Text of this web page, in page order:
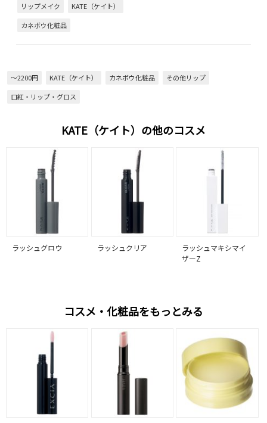
リップメイク
KATE（ケイト）
カネボウ化粧品
～2200円 KATE（ケイト） カネボウ化粧品
その他リップ
口紅・リップ・グロス
KATE（ケイト）の他のコスメ
ラッシュグロウ ラッシュクリア
ラッシュマキシマイ
ザーZ
コスメ・化粧品をもっとみる